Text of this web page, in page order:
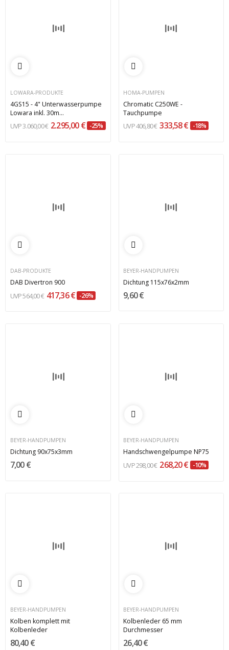
LOWARA-PRODUKTE
4GS15 - 4" Unterwasserpumpe
Lowara inkl. 30m...
3.060,00 € 2.295,00 € -25%
HOMA-PUMPEN
Chromatic C250WE -
Tauchpumpe
406,80 € 333,58 € -18%
DAB-PRODUKTE
DAB Divertron 900
564,00 € 417,36 € -26%
BEYER-HANDPUMPEN
Dichtung 115x76x2mm
9,60 €
BEYER-HANDPUMPEN
Dichtung 90x75x3mm
7,00 €
BEYER-HANDPUMPEN
Handschwengelpumpe NP75
298,00 € 268,20 € -10%
BEYER-HANDPUMPEN
Kolben komplett mit
Kolbenleder
80,40 €
BEYER-HANDPUMPEN
Kolbenleder 65 mm
Durchmesser
26,40 €